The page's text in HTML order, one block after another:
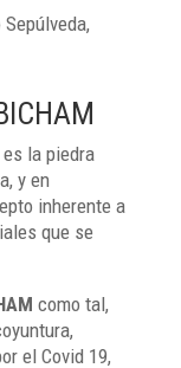
la piedra
y en
inherente a
que se
como tal,
el Covid 19,